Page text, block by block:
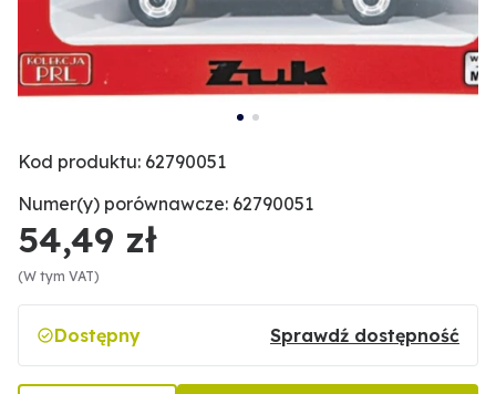
Kod produktu: 62790051
Numer(y) porównawcze: 62790051
54,49 zł
(W tym VAT)
Dostępny Sprawdź dostępność